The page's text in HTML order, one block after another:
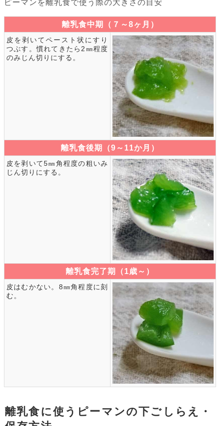
ピーマンを離乳食で使う際の大きさの目安
離乳食中期（７～8ヶ月）
皮を剥いてペースト状にすり
つぶす。慣れてきたら2㎜程度
のみじん切りにする。
離乳食後期（9～11か月）
皮を剥いて5㎜角程度の粗いみ
じん切りにする。
離乳食完了期（1歳～）
皮はむかない。8㎜角程度に刻
む。
離乳食に使うピーマンの下ごしらえ・